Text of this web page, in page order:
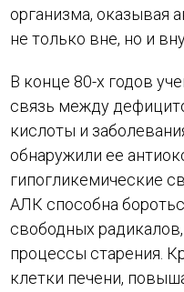
организма, оказывая
не только вне, но и
В конце 80-х годов
связь между
кислоты и
обнаружили ее
гипогликемические
АЛК способна
свободных
процессы старения.
клетки печени,